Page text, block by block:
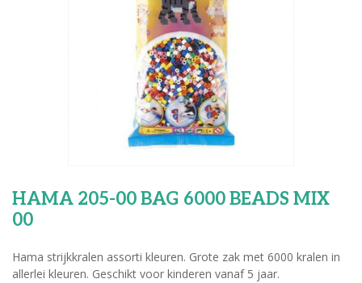
HAMA 205-00 BAG 6000 BEADS MIX
00
Hama strijkkralen assorti kleuren. Grote zak met 6000 kralen in
allerlei kleuren. Geschikt voor kinderen vanaf 5 jaar.